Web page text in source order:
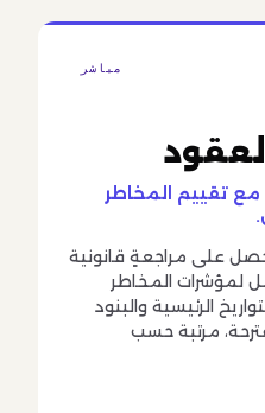
مباشر
تقييم المخاطر
على مراجعةٍ قانونية
لمؤشرات المخاطر
الرئيسية والبنود
مرتبة حسب